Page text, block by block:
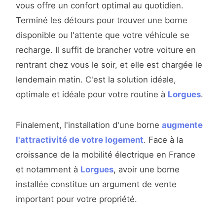
vous offre un confort optimal au quotidien.
Terminé les détours pour trouver une borne
disponible ou l'attente que votre véhicule se
recharge. Il suffit de brancher votre voiture en
rentrant chez vous le soir, et elle est chargée le
lendemain matin. C'est la solution idéale,
optimale et idéale pour votre routine à Lorgues.
Finalement, l'installation d'une borne augmente
l'attractivité de votre logement. Face à la
croissance de la mobilité électrique en France
et notamment à Lorgues, avoir une borne
installée constitue un argument de vente
important pour votre propriété.